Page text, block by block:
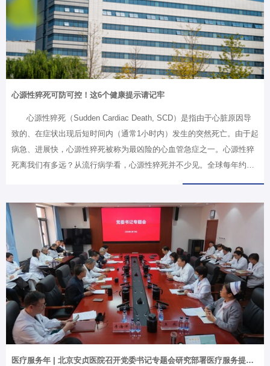
机会，不足1%。也就是说，当不幸发生时，绝大多数人，甚至连和家人
说最后一句话的机…
心源性猝死可防可控！这6个健康提示请记牢
心源性猝死（Sudden Cardiac Death, SCD）是指由于心脏原因导
致的、在症状出现后短时间内（通常1小时内）发生的突然死亡。由于起
病急、进展快，心源性猝死被称为最凶险的心血管急症之一。心源性猝
死离我们有多远？从流行病学看，心源性猝死并不少见。全球每年约有
急处置尤为重要。总体来看，心源性猝死的抢救成功率仍较低，但如果
能在“黄金4分钟”内实施有效心肺复苏，生存率可显著提高。哪些人最危
险？冠心病是“头号元凶”从病因来看，心源性猝死最常见的基础疾病是
冠心病，尤其是急性心肌梗死。此外，心肌病（如肥厚型心肌病、扩张
型心肌病）、严重心律失常、先天性心脏病以及遗传性离子通道疾病
等，也都是重要原因。…
医疗服务年 | 北京安贞医院召开党委书记专题会研究部署医疗服务提升行动